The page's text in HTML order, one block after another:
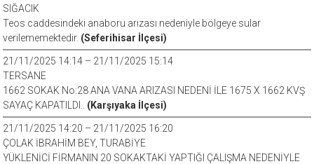
SIĞACIK
Teos caddesindeki anaboru arızası nedeniyle bölgeye sular
verilememektedir. (Seferihisar İlçesi)
21/11/2025 14:14 – 21/11/2025 15:14
TERSANE
1662 SOKAK No:28 ANA VANA ARIZASI NEDENİ İLE 1675 X 1662 KVŞ
SAYAÇ KAPATILDI.. (Karşıyaka İlçesi)
21/11/2025 14:20 – 21/11/2025 16:20
ÇOLAK İBRAHİM BEY, TURABİYE
YÜKLENİCİ FİRMANIN 20 SOKAKTAKİ YAPTIĞI ÇALIŞMA NEDENİYLE